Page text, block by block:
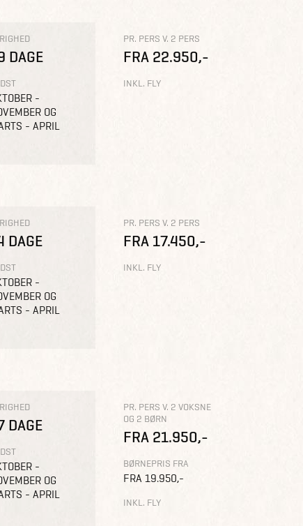
DAGE
-
OG
- APRIL
PR. PERS V. 2 PERS
FRA 22.950,-
INKL. FLY
DAGE
-
OG
- APRIL
PR. PERS V. 2 PERS
FRA 17.450,-
INKL. FLY
DAGE
-
OG
- APRIL
PR. PERS V. 2 VOKSNE
OG 2 BØRN
FRA 21.950,-
BØRNEPRIS FRA
FRA 19.950,-
INKL. FLY